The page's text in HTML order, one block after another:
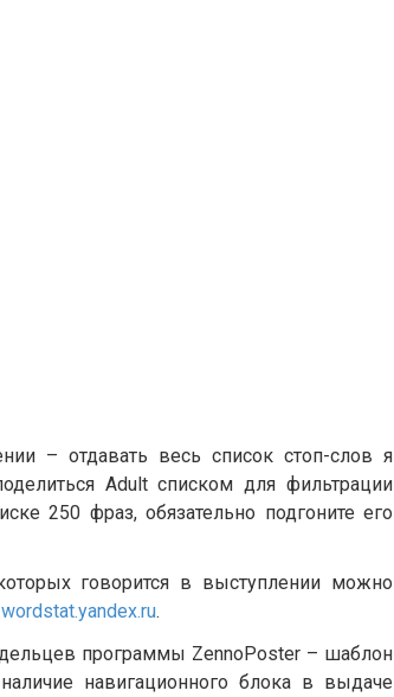
– отдавать весь список стоп-слов я
Adult списком для фильтрации
250 фраз, обязательно подгоните его
говорится в выступлении можно
wordstat.yandex.ru.
программы ZennoPoster – шаблон
навигационного блока в выдаче